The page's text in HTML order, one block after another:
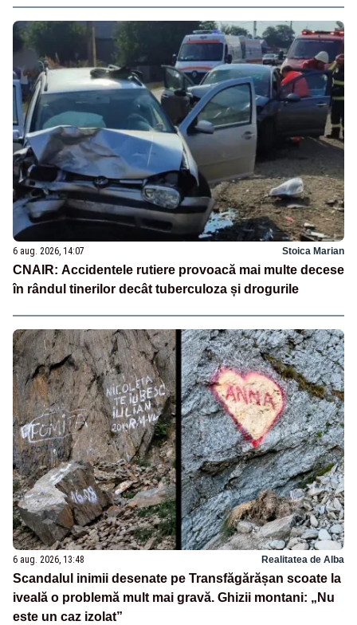
6 aug. 2026, 14:07 Stoica Marian
CNAIR: Accidentele rutiere provoacă mai multe decese
în rândul tinerilor decât tuberculoza și drogurile
6 aug. 2026, 13:48 Realitatea de Alba
Scandalul inimii desenate pe Transfăgărășan scoate la
iveală o problemă mult mai gravă. Ghizii montani: „Nu
este un caz izolat”